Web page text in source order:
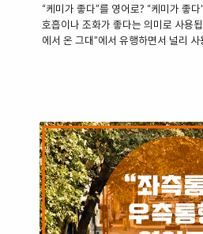
“케미가 좋다”를 영어로? “케미가 좋
호흡이나 조화가 좋다는 의미로 사용
에서 온 그대”에서 유행하면서 널리
“Chemistry”는 사람들 사이의 관계나
미합니다. “They have great
에서 케미가 좋다.)“The actors had